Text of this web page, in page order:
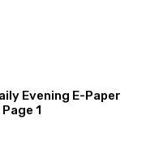
Evening E-Paper
1